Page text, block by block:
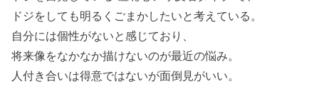
ドジをしても明るくごまかしたいと考えている。
自分には個性がないと感じており、
将来像をなかなか描けないのが最近の悩み。
人付き合いは得意ではないが面倒見がいい。